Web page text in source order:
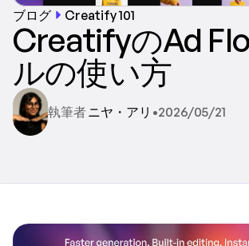
ブログ Creatify 101
CreatifyのAd
ルの使い方
執筆者 ニヤ・アリ •2026/05/21